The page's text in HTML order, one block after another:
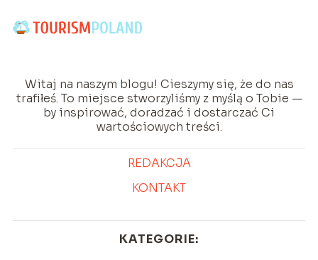
Witaj na naszym blogu! Cieszymy się, że do nas
trafiłeś. To miejsce stworzyliśmy z myślą o Tobie —
by inspirować, doradzać i dostarczać Ci
wartościowych treści.
REDAKCJA
KONTAKT
KATEGORIE: